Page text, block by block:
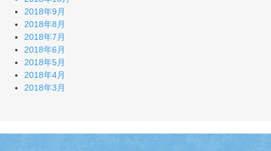
2018年9月
2018年8月
2018年7月
2018年6月
2018年5月
2018年4月
2018年3月